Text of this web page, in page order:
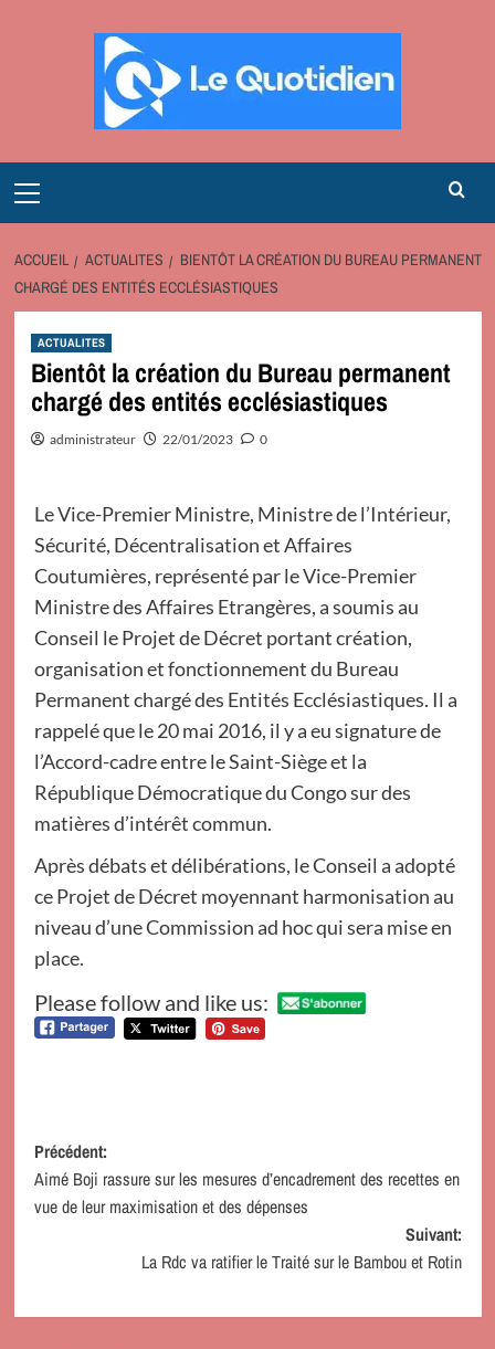
Menu
ACCUEIL ACTUALITES
BIENTÔT LA CRÉATION DU BUREAU PERMANENT
CHARGÉ DES ENTITÉS ECCLÉSIASTIQUES
ACTUALITES
Bientôt la création du Bureau permanent
chargé des entités ecclésiastiques
administrateur 22/01/2023 0
Le Vice-Premier Ministre, Ministre de l’Intérieur,
Sécurité, Décentralisation et Affaires
Coutumières, représenté par le Vice-Premier
Ministre des Affaires Etrangères, a soumis au
Conseil le Projet de Décret portant création,
organisation et fonctionnement du Bureau
Permanent chargé des Entités Ecclésiastiques. Il a
rappelé que le 20 mai 2016, il y a eu signature de
l’Accord-cadre entre le Saint-Siège et la
République Démocratique du Congo sur des
matières d’intérêt commun.
Après débats et délibérations, le Conseil a adopté
ce Projet de Décret moyennant harmonisation au
niveau d’une Commission ad hoc qui sera mise en
place.
Please follow and like us:
Navigation
d’article
Précédent:
Aimé Boji rassure sur les mesures d’encadrement des recettes en
vue de leur maximisation et des dépenses
Suivant:
La Rdc va ratifier le Traité sur le Bambou et Rotin